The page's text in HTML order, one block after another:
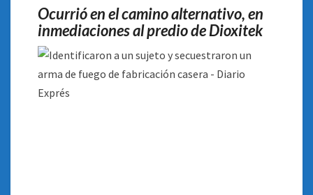
CASERA
Ocurrió en el camino alternativo, en
inmediaciones al predio de Dioxitek